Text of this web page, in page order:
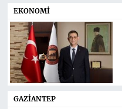
EKONOMİ
GAZIANTEP